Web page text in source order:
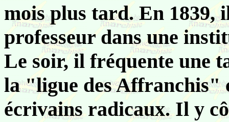
mois plus tard. En 1839,
professeur dans une
Le soir, il fréquente une
la "ligue des Affranchis"
écrivains radicaux. Il y